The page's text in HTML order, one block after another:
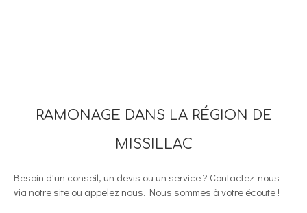
RAMONAGE DANS LA RÉGION DE
MISSILLAC
Besoin d'un conseil, un devis ou un service ? Contactez-nous
via notre site ou appelez nous. Nous sommes à votre écoute !